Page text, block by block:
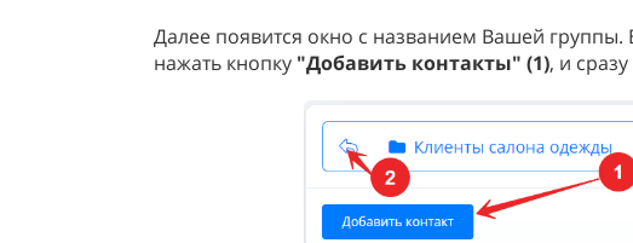
Далее появится окно с названием Вашей группы.
нажать кнопку "Добавить контакты" (1), и